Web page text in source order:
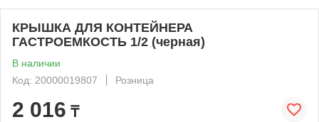
КРЫШКА ДЛЯ КОНТЕЙНЕРА
ГАСТРОЕМКОСТЬ 1/2 (черная)
В наличии
Код: 20000019807
Розница
2 016 ₸